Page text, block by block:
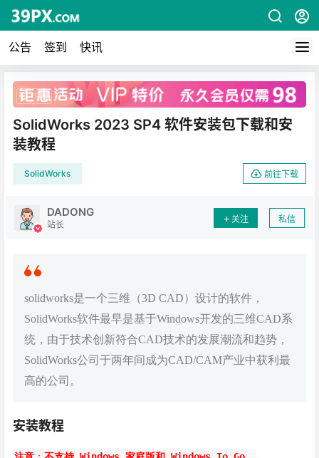
公告 签到 快讯
广告
SolidWorks 2023 SP4 软件安装包下载和安
装教程
SolidWorks 前往下载
DADONG
站长
关注 私信
solidworks是一个三维（3D CAD）设计的软件，
SolidWorks软件最早是基于Windows开发的三维CAD系
统，由于技术创新符合CAD技术的发展潮流和趋势，
SolidWorks公司于两年间成为CAD/CAM产业中获利最
高的公司。
安装教程